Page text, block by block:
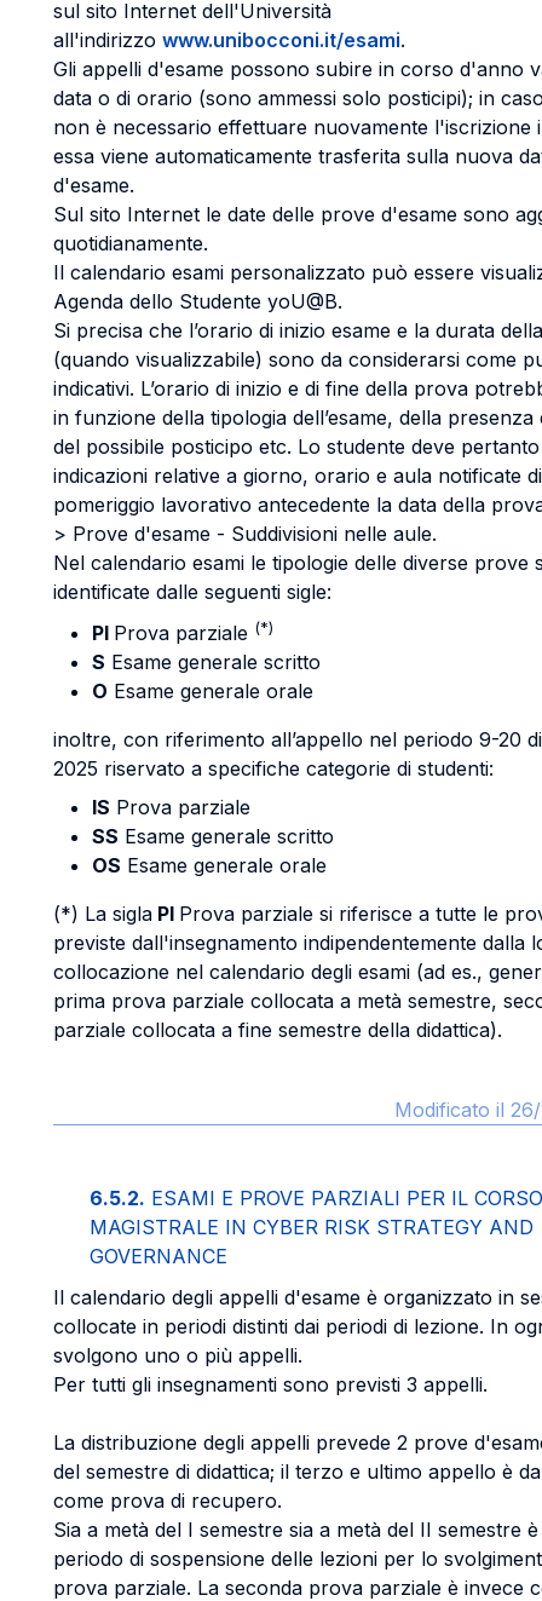
sul sito Internet dell'Università
all'indirizzo www.unibocconi.it/esami.
Gli appelli d'esame possono subire in corso d'anno
data o di orario (sono ammessi solo posticipi); in
non è necessario effettuare nuovamente l'iscrizione
essa viene automaticamente trasferita sulla nuova
d'esame.
Sul sito Internet le date delle prove d'esame sono
quotidianamente.
Il calendario esami personalizzato può essere
Agenda dello Studente yoU@B.
Si precisa che l’orario di inizio esame e la durata
(quando visualizzabile) sono da considerarsi come
indicativi. L’orario di inizio e di fine della prova
in funzione della tipologia dell’esame, della
del possibile posticipo etc. Lo studente deve
indicazioni relative a giorno, orario e aula notificate
pomeriggio lavorativo antecedente la data della
> Prove d'esame - Suddivisioni nelle aule.
Nel calendario esami le tipologie delle diverse prove
identificate dalle seguenti sigle:
PI Prova parziale (*)
S Esame generale scritto
O Esame generale orale
inoltre, con riferimento all’appello nel periodo 9-20
2025 riservato a specifiche categorie di studenti:
IS Prova parziale
SS Esame generale scritto
OS Esame generale orale
(*) La sigla PI Prova parziale si riferisce a tutte le
previste dall'insegnamento indipendentemente dalla
collocazione nel calendario degli esami (ad es.,
prima prova parziale collocata a metà semestre,
parziale collocata a fine semestre della didattica).
Modificato il 26/
6.5.2. ESAMI E PROVE PARZIALI PER IL
MAGISTRALE IN CYBER RISK STRATEGY AND
GOVERNANCE
Il calendario degli appelli d'esame è organizzato in
collocate in periodi distinti dai periodi di lezione. In
svolgono uno o più appelli.
Per tutti gli insegnamenti sono previsti 3 appelli.
La distribuzione degli appelli prevede 2 prove
del semestre di didattica; il terzo e ultimo appello è
come prova di recupero.
Sia a metà del I semestre sia a metà del II semestre
periodo di sospensione delle lezioni per lo
prova parziale. La seconda prova parziale è invece